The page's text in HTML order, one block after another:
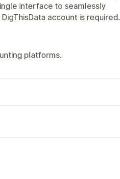
interface to seamlessly
account is required.
platforms.